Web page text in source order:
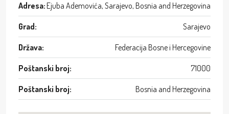
Adresa:Ejuba Ademovića, Sarajevo, Bosnia and Herzegovina
Grad: Sarajevo
Država: Federacija Bosne i Hercegovine
Poštanski broj: 71000
Poštanski broj: Bosnia and Herzegovina